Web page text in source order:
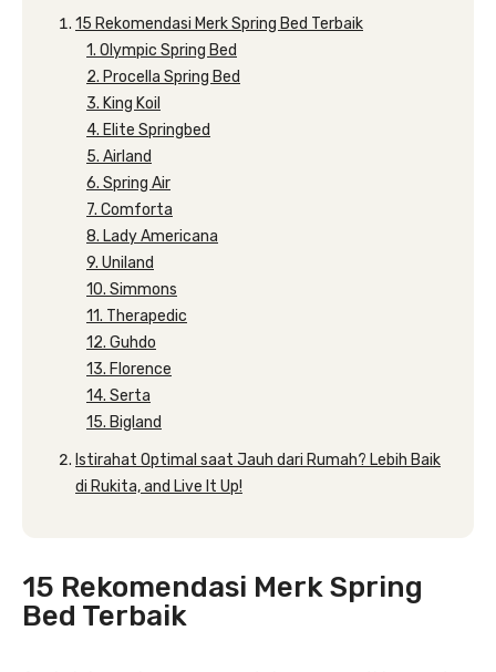
15 Rekomendasi Merk Spring Bed Terbaik
1. Olympic Spring Bed
2. Procella Spring Bed
3. King Koil
4. Elite Springbed
5. Airland
6. Spring Air
7. Comforta
8. Lady Americana
9. Uniland
10. Simmons
11. Therapedic
12. Guhdo
13. Florence
14. Serta
15. Bigland
Istirahat Optimal saat Jauh dari Rumah? Lebih Baik
di Rukita, and Live It Up!
15 Rekomendasi Merk Spring
Bed Terbaik